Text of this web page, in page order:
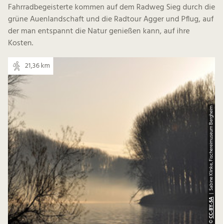
Fahrradbegeisterte kommen auf dem Radweg Sieg durch die
grüne Auenlandschaft und die Radtour Agger und Pflug, auf
der man entspannt die Natur genießen kann, auf ihre
Kosten.
21,36 km
©
CC-BY-SA
| Sabine Klinke, Fischereimuseum Bergheim